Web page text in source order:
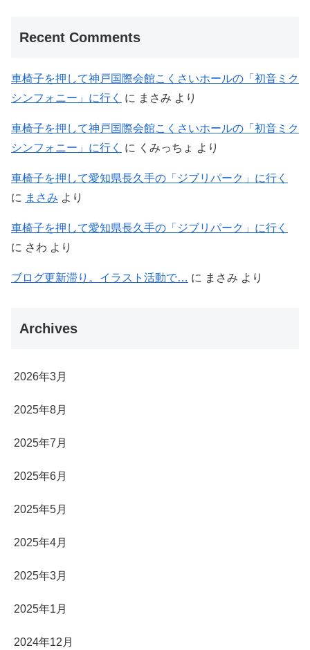
Recent Comments
車椅子を押して神戸国際会館こくさいホールの「初音ミク
シンフォニー」に行く
に まさみ より
車椅子を押して神戸国際会館こくさいホールの「初音ミク
シンフォニー」に行く
に くみっちょ より
車椅子を押して愛知県長久手の「ジブリパーク」に行く
に まさみ より
車椅子を押して愛知県長久手の「ジブリパーク」に行く
に さわ より
ブログ更新滞り。イラスト活動で… に まさみ より
Archives
2026年3月
2025年8月
2025年7月
2025年6月
2025年5月
2025年4月
2025年3月
2025年1月
2024年12月